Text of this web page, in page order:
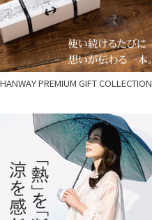
HANWAY PREMIUM GIFT COLLECTION